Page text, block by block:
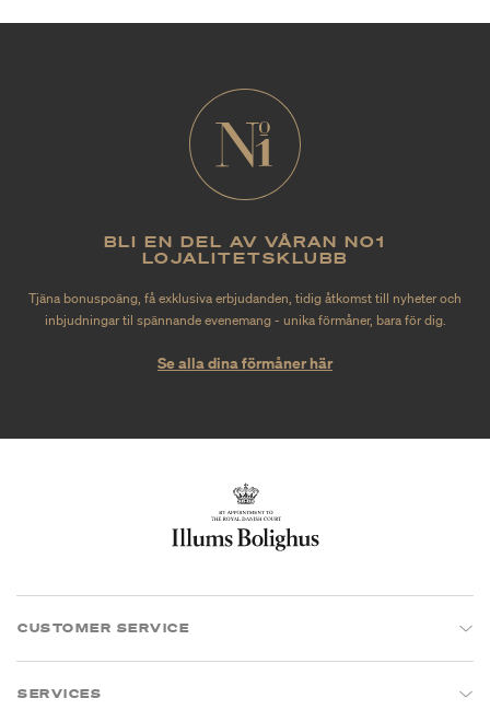
BLI EN DEL AV VÅRAN NO1
LOJALITETSKLUBB
Tjäna bonuspoäng, få exklusiva erbjudanden, tidig åtkomst till nyheter och
inbjudningar til spännande evenemang - unika förmåner, bara för dig.
Se alla dina förmåner här
CUSTOMER SERVICE
SERVICES